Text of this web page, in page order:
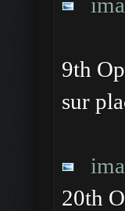
9th
sur
20th